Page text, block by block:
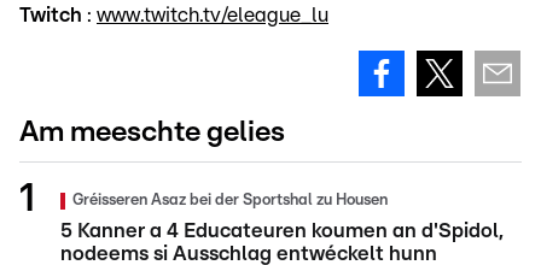
Twitch : www.twitch.tv/eleague_lu
Am meeschte gelies
Gréisseren Asaz bei der Sportshal zu Housen
5 Kanner a 4 Educateuren koumen an d'Spidol,
nodeems si Ausschlag entwéckelt hunn